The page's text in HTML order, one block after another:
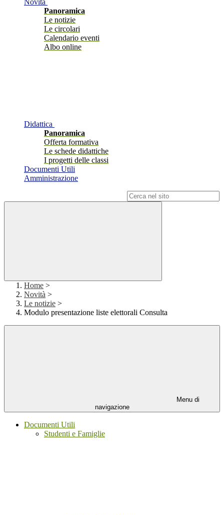
Novità
Panoramica
Le notizie
Le circolari
Calendario eventi
Albo online
Didattica
Panoramica
Offerta formativa
Le schede didattiche
I progetti delle classi
Documenti Utili
Amministrazione
Home >
Novità >
Le notizie >
Modulo presentazione liste elettorali Consulta
Menu di
navigazione
Documenti Utili
Studenti e Famiglie